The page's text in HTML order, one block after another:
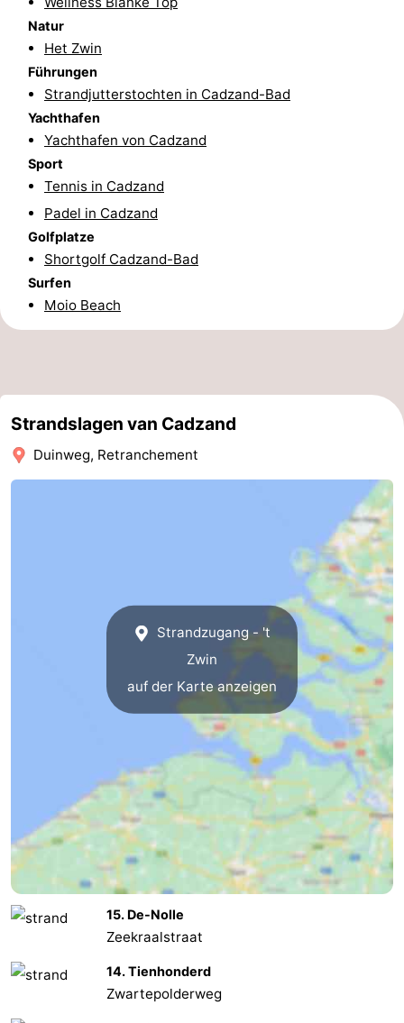
Sportangeln
Haifischzähne
Seehunden
Essen
und
trinken
Veranstaltungen
Praktisch
Forum
Route
-
Adressen
Region
Zeeland
Vlaanderen
Nieuwvliet
-
Breskens
-
Cadzand-
Dorp
-
Retranchement
-
Natur
Het Zwin
Führungen
Strandjutterstochten in Cadzand-Bad
Yachthafen
Yachthafen von Cadzand
Sport
Tennis in Cadzand
Padel in Cadzand
Golfplatze
Shortgolf Cadzand-Bad
Surfen
Moio Beach
Strandslagen van Cadzand
Duinweg, Retranchement
Strandzugang - 't
Zwin
auf der Karte anzeigen
15. De-Nolle
Zeekraalstraat
14. Tienhonderd
Zwartepolderweg